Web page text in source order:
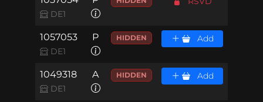
DE1
1057053
DE1
P HIDDEN Add
1049318
DE1
A HIDDEN Add